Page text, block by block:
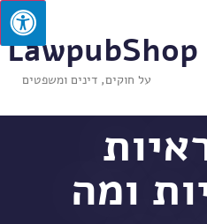
LawpubShop
על חוקים, דינים ומשפטים
ומה